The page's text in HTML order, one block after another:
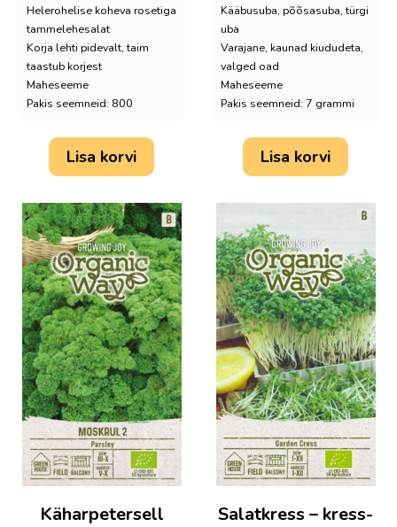
Helerohelise koheva rosetiga
tammelehesalat
Korja lehti pidevalt, taim
taastub korjest
Maheseeme
Pakis seemneid: 800
Lisa korvi
Kääbusuba, põõsasuba, türgi
uba
Varajane, kaunad kiududeta,
valged oad
Maheseeme
Pakis seemneid: 7 grammi
Lisa korvi
Käharpetersell
Salatkress – kress-